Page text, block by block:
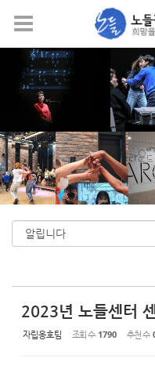
2023년 노들센터
자립옹호팀 조회 수 1790 추천 수